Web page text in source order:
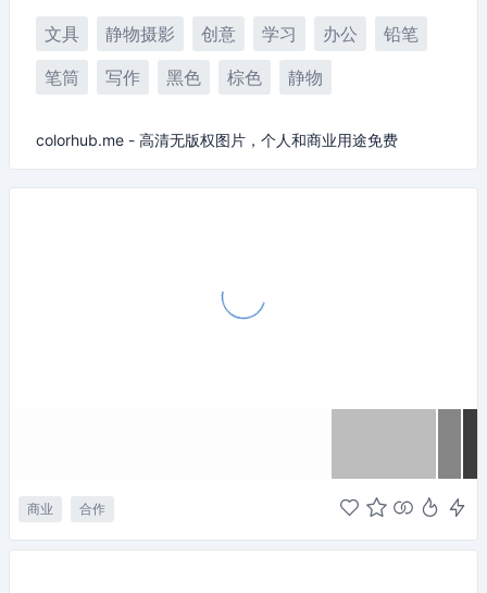
文具 静物摄影 创意 学习 办公
铅笔
笔筒
写作 黑色 棕色 静物
colorhub.me - 高清无版权图片，个人和商业用途免费
商业 合作